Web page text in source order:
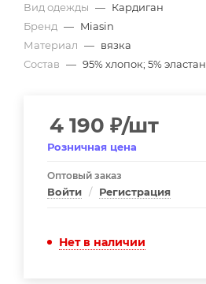
Вид одежды — Кардиган
Бренд — Miasin
Материал — вязка
Состав — 95% хлопок; 5% эластан
4 190 ₽/шт
Розничная цена
Оптовый заказ
Войти / Регистрация
Нет в наличии